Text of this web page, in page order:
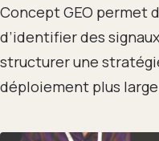
Concept GEO permet
d’identifier des
structurer une
déploiement plus